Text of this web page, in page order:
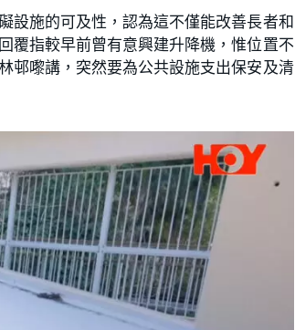
設施的可及性，認為這不僅能改善長者和
覆指較早前曾有意興建升降機，惟位置不
邨嚟講，突然要為公共設施支出保安及清